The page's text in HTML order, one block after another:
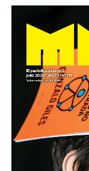
Son personas
defender
sociedad. Son
humillaciones
crean
palabras para
Nuestro